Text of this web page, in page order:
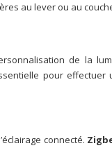
au lever ou au
de la
pour
connecté.